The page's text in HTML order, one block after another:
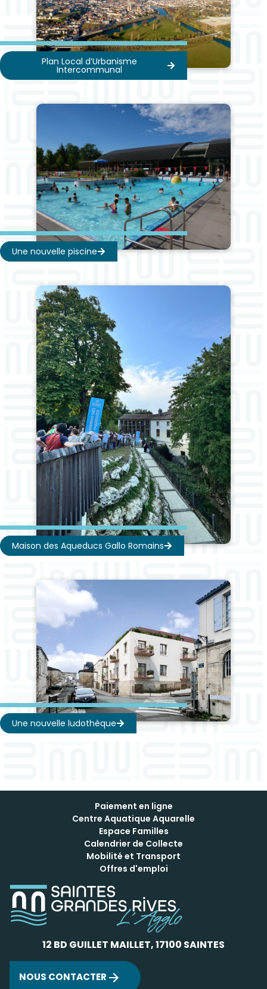
Plan Local d’Urbanisme
Intercommunal
Une nouvelle piscine
Maison des Aqueducs Gallo Romains
Une nouvelle ludothèque
Paiement en ligne
Centre Aquatique Aquarelle
Espace Familles
Calendrier de Collecte
Mobilité et Transport
Offres d'emploi
12 BD GUILLET MAILLET, 17100 SAINTES
NOUS CONTACTER